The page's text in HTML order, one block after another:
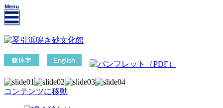
コンテンツに移動